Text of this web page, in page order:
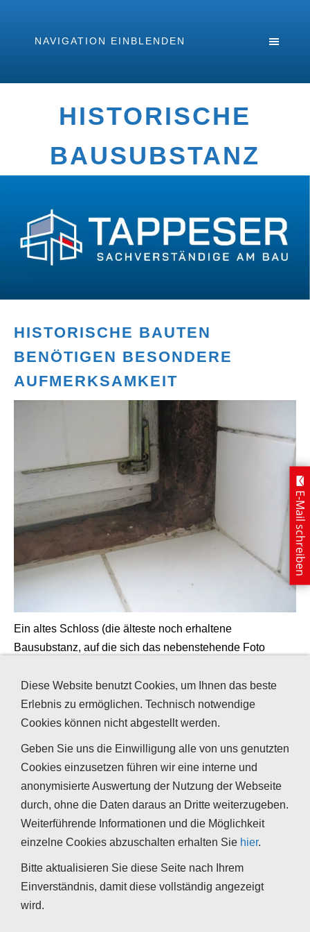
NAVIGATION EINBLENDEN
HISTORISCHE
BAUSUBSTANZ
HISTORISCHE BAUTEN
BENÖTIGEN BESONDERE
AUFMERKSAMKEIT
Ein altes Schloss (die älteste noch erhaltene
Bausubstanz, auf die sich das nebenstehende Foto
modernen Anforderungen nicht so einfach anpassen.
Fliesen auf ungeschütztem und naturfeuchtem
Buntsandsteinmauerwerk und luftdichte Fenster in einer
auskondensiert, hatte niemand gedacht.
E-Mail schreiben
Diese Website benutzt Cookies, um Ihnen das beste
Erlebnis zu ermöglichen. Technisch notwendige
Cookies können nicht abgestellt werden.
Geben Sie uns die Einwilligung alle von uns genutzten
Cookies einzusetzen führen wir eine interne und
anonymisierte Auswertung der Nutzung der Webseite
durch, ohne die Daten daraus an Dritte weiterzugeben.
Weiterführende Informationen und die Möglichkeit
einzelne Cookies abzuschalten erhalten Sie hier.
Bitte aktualisieren Sie diese Seite nach Ihrem
Einverständnis, damit diese vollständig angezeigt
wird.